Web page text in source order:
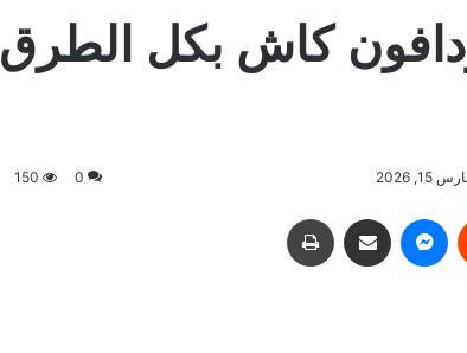
كاش بكل الطرق
2026
0
150
ماسنجر مشاركة عبر البريد